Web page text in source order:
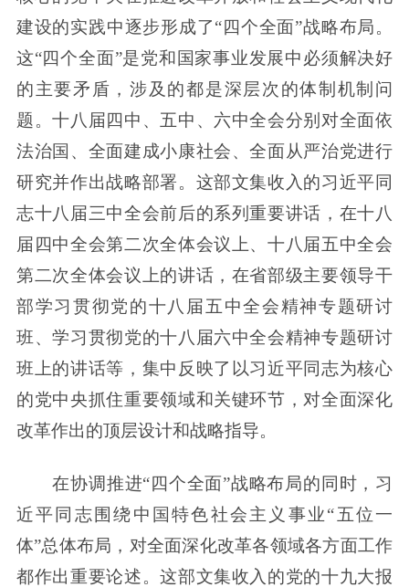
建设的实践中逐步形成了“四个全面”战略布局。
这“四个全面”是党和国家事业发展中必须解决好
的主要矛盾，涉及的都是深层次的体制机制问
题。十八届四中、五中、六中全会分别对全面依
法治国、全面建成小康社会、全面从严治党进行
研究并作出战略部署。这部文集收入的习近平同
志十八届三中全会前后的系列重要讲话，在十八
届四中全会第二次全体会议上、十八届五中全会
第二次全体会议上的讲话，在省部级主要领导干
部学习贯彻党的十八届五中全会精神专题研讨
班、学习贯彻党的十八届六中全会精神专题研讨
班上的讲话等，集中反映了以习近平同志为核心
的党中央抓住重要领域和关键环节，对全面深化
改革作出的顶层设计和战略指导。
在协调推进“四个全面”战略布局的同时，习
近平同志围绕中国特色社会主义事业“五位一
体”总体布局，对全面深化改革各领域各方面工作
都作出重要论述。这部文集收入的党的十九大报